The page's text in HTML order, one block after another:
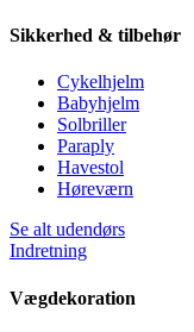
Sikkerhed & tilbehør
Cykelhjelm
Babyhjelm
Solbriller
Paraply
Havestol
Høreværn
Se alt udendørs
Indretning
Vægdekoration